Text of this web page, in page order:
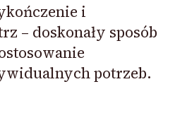
i
– doskonały sposób
potrzeb.